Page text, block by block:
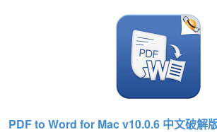
PDF to Word for Mac v10.0.6 中文破解